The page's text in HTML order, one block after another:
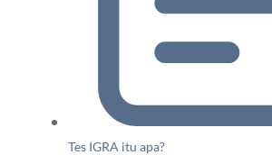
Tes IGRA itu apa?